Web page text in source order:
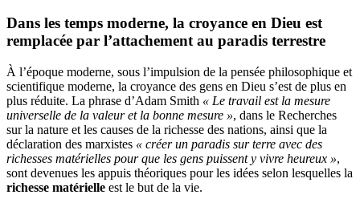
Dans les temps moderne, la croyance en Dieu est
remplacée par l’attachement au paradis terrestre
À l’époque moderne, sous l’impulsion de la pensée philosophique et
scientifique moderne, la croyance des gens en Dieu s’est de plus en
plus réduite. La phrase d’Adam Smith « Le travail est la mesure
universelle de la valeur et la bonne mesure », dans le Recherches
sur la nature et les causes de la richesse des nations, ainsi que la
déclaration des marxistes « créer un paradis sur terre avec des
richesses matérielles pour que les gens puissent y vivre heureux »,
sont devenues les appuis théoriques pour les idées selon lesquelles la
richesse matérielle est le but de la vie.